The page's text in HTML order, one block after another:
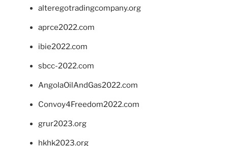
alteregotradingcompany.org
aprce2022.com
ibie2022.com
sbcc-2022.com
AngolaOilAndGas2022.com
Convoy4Freedom2022.com
grur2023.org
hkhk2023.org